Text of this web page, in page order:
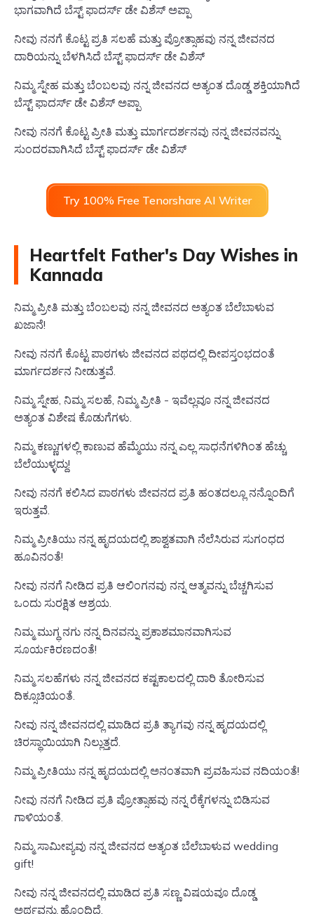
ಭಾಗವಾಗಿದೆ ಬೆಸ್ಟ್ ಫಾದರ್ಸ್ ಡೇ ವಿಶೆಸ್ ಅಪ್ಪಾ
ನೀವು ನನಗೆ ಕೊಟ್ಟ ಪ್ರತಿ ಸಲಹೆ ಮತ್ತು ಪ್ರೋತ್ಸಾಹವು ನನ್ನ ಜೀವನದ
ದಾರಿಯನ್ನು ಬೆಳಗಿಸಿದೆ ಬೆಸ್ಟ್ ಫಾದರ್ಸ್ ಡೇ ವಿಶೆಸ್
ನಿಮ್ಮ ಸ್ನೇಹ ಮತ್ತು ಬೆಂಬಲವು ನನ್ನ ಜೀವನದ ಅತ್ಯಂತ ದೊಡ್ಡ ಶಕ್ತಿಯಾಗಿದೆ
ಬೆಸ್ಟ್ ಫಾದರ್ಸ್ ಡೇ ವಿಶೆಸ್ ಅಪ್ಪಾ
ನೀವು ನನಗೆ ಕೊಟ್ಟ ಪ್ರೀತಿ ಮತ್ತು ಮಾರ್ಗದರ್ಶನವು ನನ್ನ ಜೀವನವನ್ನು
ಸುಂದರವಾಗಿಸಿದೆ ಬೆಸ್ಟ್ ಫಾದರ್ಸ್ ಡೇ ವಿಶೆಸ್
Try 100% Free Tenorshare AI Writer
Heartfelt Father's Day Wishes in
Kannada
ನಿಮ್ಮ ಪ್ರೀತಿ ಮತ್ತು ಬೆಂಬಲವು ನನ್ನ ಜೀವನದ ಅತ್ಯಂತ ಬೆಲೆಬಾಳುವ
ಖಜಾನೆ!
ನೀವು ನನಗೆ ಕೊಟ್ಟ ಪಾಠಗಳು ಜೀವನದ ಪಥದಲ್ಲಿ ದೀಪಸ್ತಂಭದಂತೆ
ಮಾರ್ಗದರ್ಶನ ನೀಡುತ್ತವೆ.
ನಿಮ್ಮ ಸ್ನೇಹ, ನಿಮ್ಮ ಸಲಹೆ, ನಿಮ್ಮ ಪ್ರೀತಿ - ಇವೆಲ್ಲವೂ ನನ್ನ ಜೀವನದ
ಅತ್ಯಂತ ವಿಶೇಷ ಕೊಡುಗೆಗಳು.
ನಿಮ್ಮ ಕಣ್ಣುಗಳಲ್ಲಿ ಕಾಣುವ ಹೆಮ್ಮೆಯು ನನ್ನ ಎಲ್ಲ ಸಾಧನೆಗಳಿಗಿಂತ ಹೆಚ್ಚು
ಬೆಲೆಯುಳ್ಳದ್ದು!
ನೀವು ನನಗೆ ಕಲಿಸಿದ ಪಾಠಗಳು ಜೀವನದ ಪ್ರತಿ ಹಂತದಲ್ಲೂ ನನ್ನೊಂದಿಗೆ
ಇರುತ್ತವೆ.
ನಿಮ್ಮ ಪ್ರೀತಿಯು ನನ್ನ ಹೃದಯದಲ್ಲಿ ಶಾಶ್ವತವಾಗಿ ನೆಲೆಸಿರುವ ಸುಗಂಧದ
ಹೂವಿನಂತೆ!
ನೀವು ನನಗೆ ನೀಡಿದ ಪ್ರತಿ ಆಲಿಂಗನವು ನನ್ನ ಆತ್ಮವನ್ನು ಬೆಚ್ಚಗಿಸುವ
ಒಂದು ಸುರಕ್ಷಿತ ಆಶ್ರಯ.
ನಿಮ್ಮ ಮುಗ್ಧ ನಗು ನನ್ನ ದಿನವನ್ನು ಪ್ರಕಾಶಮಾನವಾಗಿಸುವ
ಸೂರ್ಯಕಿರಣದಂತೆ!
ನಿಮ್ಮ ಸಲಹೆಗಳು ನನ್ನ ಜೀವನದ ಕಷ್ಟಕಾಲದಲ್ಲಿ ದಾರಿ ತೋರಿಸುವ
ದಿಕ್ಸೂಚಿಯಂತೆ.
ನೀವು ನನ್ನ ಜೀವನದಲ್ಲಿ ಮಾಡಿದ ಪ್ರತಿ ತ್ಯಾಗವು ನನ್ನ ಹೃದಯದಲ್ಲಿ
ಚಿರಸ್ಥಾಯಿಯಾಗಿ ನಿಲ್ಲುತ್ತದೆ.
ನಿಮ್ಮ ಪ್ರೀತಿಯು ನನ್ನ ಹೃದಯದಲ್ಲಿ ಅನಂತವಾಗಿ ಪ್ರವಹಿಸುವ ನದಿಯಂತೆ!
ನೀವು ನನಗೆ ನೀಡಿದ ಪ್ರತಿ ಪ್ರೋತ್ಸಾಹವು ನನ್ನ ರೆಕ್ಕೆಗಳನ್ನು ಬಿಡಿಸುವ
ಗಾಳಿಯಂತೆ.
ನಿಮ್ಮ ಸಾಮೀಪ್ಯವು ನನ್ನ ಜೀವನದ ಅತ್ಯಂತ ಬೆಲೆಬಾಳುವ wedding
gift!
ನೀವು ನನ್ನ ಜೀವನದಲ್ಲಿ ಮಾಡಿದ ಪ್ರತಿ ಸಣ್ಣ ವಿಷಯವೂ ದೊಡ್ಡ
ಅರ್ಥವನ್ನು ಹೊಂದಿದೆ.